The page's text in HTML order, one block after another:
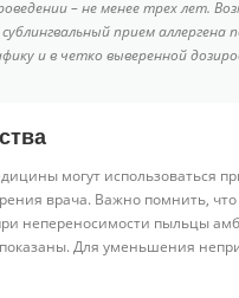
– не менее трех лет.
прием аллергена
и в четко выверенной
могут использоваться
врача. Важно помнить,
непереносимости пыльцы
Для уменьшения